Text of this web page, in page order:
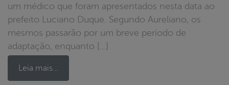
um médico que foram apresentados nesta data ao
prefeito Luciano Duque. Segundo Aureliano, os
mesmos passarão por um breve período de
adaptação, enquanto […]
Leia mais…